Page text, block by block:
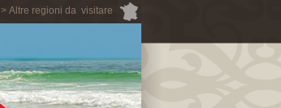
> Altre regioni da visitare